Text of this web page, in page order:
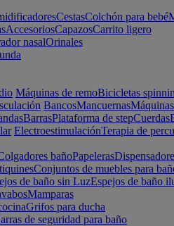
CestasColchón para bebé
AccesoriosCapazosCarrito ligero
nasalOrinales
Máquinas de remoBicicletas
BancosMancuernasMáquinas
BarrasPlataforma de stepCuerdas
ElectroestimulaciónTerapia de
bañoPapeleras
Conjuntos de muebles para
de baño sin LuzEspejos de baño
Mamparas
Grifos para ducha
de seguridad para baño